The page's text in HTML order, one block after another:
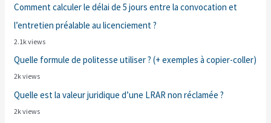
Comment calculer le délai de 5 jours entre la convocation et
l’entretien préalable au licenciement ?
2.1k views
Quelle formule de politesse utiliser ? (+ exemples à copier-coller)
2k views
Quelle est la valeur juridique d’une LRAR non réclamée ?
2k views